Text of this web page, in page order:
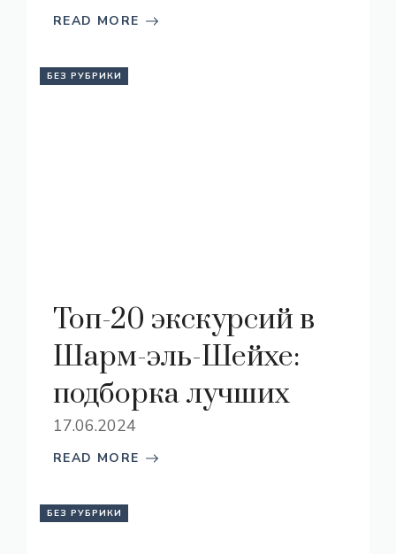
READ MORE
БЕЗ РУБРИКИ
Топ-20 экскурсий в
Шарм-эль-Шейхе:
подборка лучших
17.06.2024
READ MORE
БЕЗ РУБРИКИ